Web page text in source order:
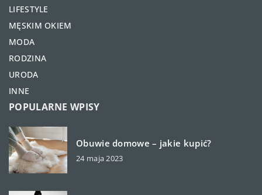
LIFESTYLE
MĘSKIM OKIEM
MODA
RODZINA
URODA
INNE
POPULARNE WPISY
Obuwie domowe – jakie kupić?
24 maja 2023